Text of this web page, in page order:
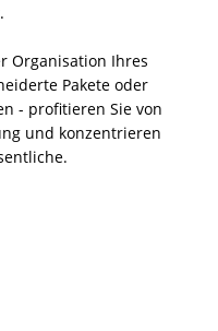
Organisation Ihres
Pakete oder
- profitieren Sie von
und konzentrieren